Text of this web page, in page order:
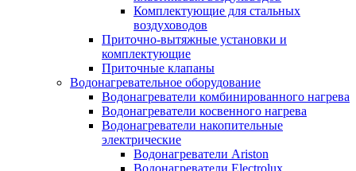
Комплектующие для стальных
воздуховодов
Приточно-вытяжные установки и
комплектующие
Приточные клапаны
Водонагревательное оборудование
Водонагреватели комбинированного нагрева
Водонагреватели косвенного нагрева
Водонагреватели накопительные
электрические
Водонагреватели Ariston